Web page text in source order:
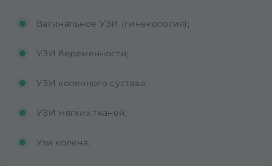
Вагинальное УЗИ (гинекология);
УЗИ беременности;
УЗИ коленного сустава;
УЗИ мягких тканей;
Узи колена;